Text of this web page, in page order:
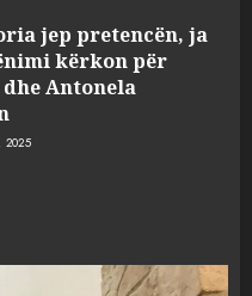
jep pretencën, ja
kërkon për
Antonela
2025